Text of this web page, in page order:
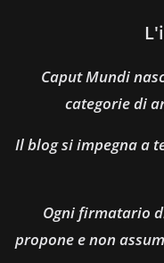
Caput Mundi
categorie di
Il blog si impegna a
Ogni firmatario
propone e non